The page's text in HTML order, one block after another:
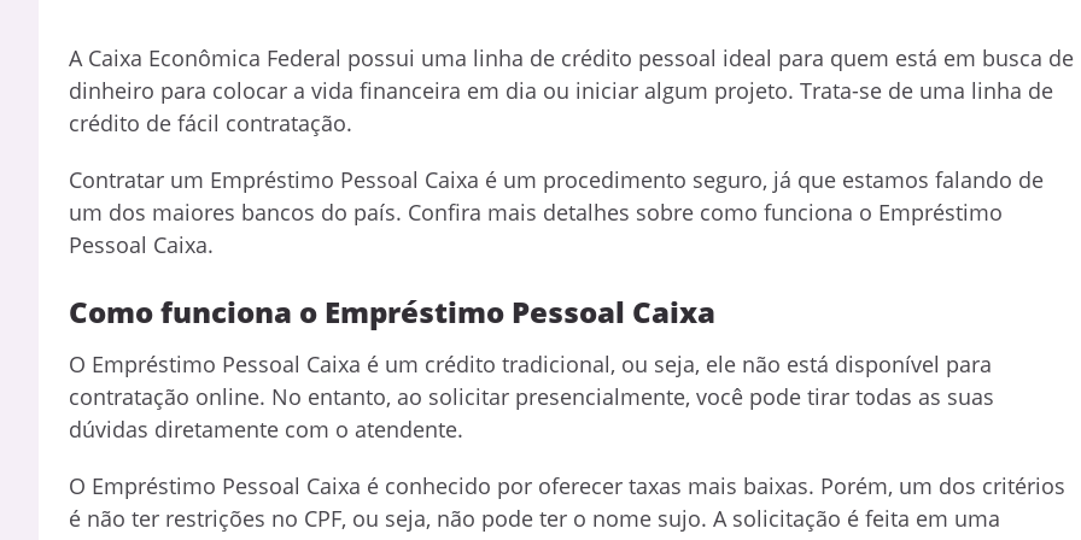
A Caixa Econômica Federal possui uma linha de crédito pessoal ideal para quem está em busca de
dinheiro para colocar a vida financeira em dia ou iniciar algum projeto. Trata-se de uma linha de
crédito de fácil contratação.
Contratar um Empréstimo Pessoal Caixa é um procedimento seguro, já que estamos falando de
um dos maiores bancos do país. Confira mais detalhes sobre como funciona o Empréstimo
Pessoal Caixa.
Como funciona o Empréstimo Pessoal Caixa
O Empréstimo Pessoal Caixa é um crédito tradicional, ou seja, ele não está disponível para
contratação online. No entanto, ao solicitar presencialmente, você pode tirar todas as suas
dúvidas diretamente com o atendente.
O Empréstimo Pessoal Caixa é conhecido por oferecer taxas mais baixas. Porém, um dos critérios
é não ter restrições no CPF, ou seja, não pode ter o nome sujo. A solicitação é feita em uma